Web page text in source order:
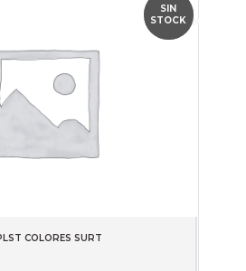
OFERTA
VOLUMEN
COLORES SURT
SIN
STOCK